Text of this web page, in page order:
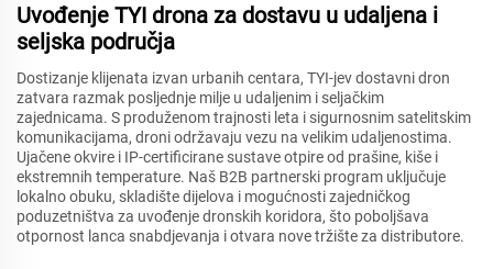
Uvođenje TYI drona za dostavu u udaljena i
seljska područja
Dostizanje klijenata izvan urbanih centara, TYI-jev dostavni dron
zatvara razmak posljednje milje u udaljenim i seljačkim
zajednicama. S produženom trajnosti leta i sigurnosnim satelitskim
komunikacijama, droni održavaju vezu na velikim udaljenostima.
Ujačene okvire i IP-certificirane sustave otpire od prašine, kiše i
ekstremnih temperature. Naš B2B partnerski program uključuje
lokalno obuku, skladište dijelova i mogućnosti zajedničkog
poduzetništva za uvođenje dronskih koridora, što poboljšava
otpornost lanca snabdjevanja i otvara nove tržište za distributore.